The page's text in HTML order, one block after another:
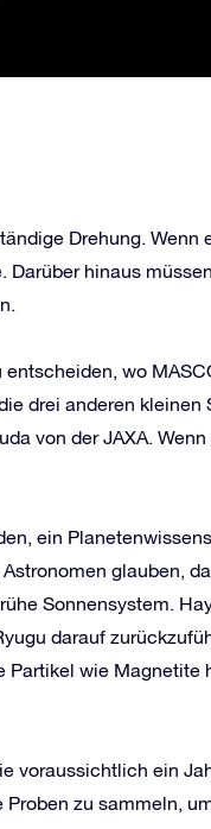
Drehung. Wenn
Darüber hinaus
wo
drei anderen kleinen
von der JAXA.
ein
glauben,
Sonnensystem.
darauf
wie Magnetite
voraussichtlich ein
zu sammeln,